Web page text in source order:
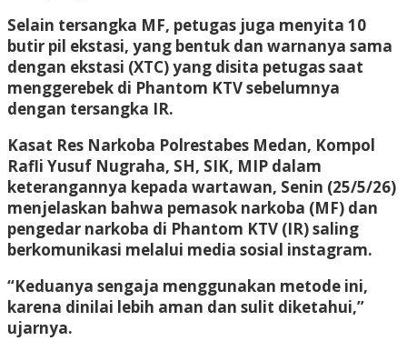
Selain tersangka MF, petugas juga menyita 10
butir pil ekstasi, yang bentuk dan warnanya sama
dengan ekstasi (XTC) yang disita petugas saat
menggerebek di Phantom KTV sebelumnya
dengan tersangka IR.
Kasat Res Narkoba Polrestabes Medan, Kompol
Rafli Yusuf Nugraha, SH, SIK, MIP dalam
keterangannya kepada wartawan, Senin (25/5/26)
menjelaskan bahwa pemasok narkoba (MF) dan
pengedar narkoba di Phantom KTV (IR) saling
berkomunikasi melalui media sosial instagram.
“Keduanya sengaja menggunakan metode ini,
karena dinilai lebih aman dan sulit diketahui,”
ujarnya.